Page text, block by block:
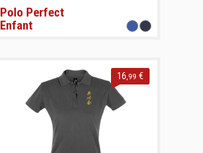
Polo Perfect
Enfant
16 ,99 €